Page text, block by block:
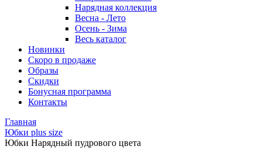
Нарядная коллекция
Весна - Лето
Осень - Зима
Весь каталог
Новинки
Скоро в продаже
Образы
Скидки
Бонусная программа
Контакты
Главная
Юбки plus size
Юбки Нарядный пудрового цвета